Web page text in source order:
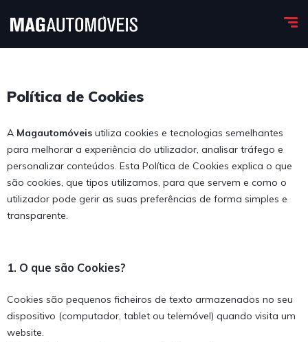
Política de Cookies
A Magautomóveis utiliza cookies e tecnologias semelhantes
para melhorar a experiência do utilizador, analisar tráfego e
personalizar conteúdos. Esta Política de Cookies explica o que
são cookies, que tipos utilizamos, para que servem e como o
utilizador pode gerir as suas preferências de forma simples e
transparente.
1. O que são Cookies?
Cookies são pequenos ficheiros de texto armazenados no seu
dispositivo (computador, tablet ou telemóvel) quando visita um
website.